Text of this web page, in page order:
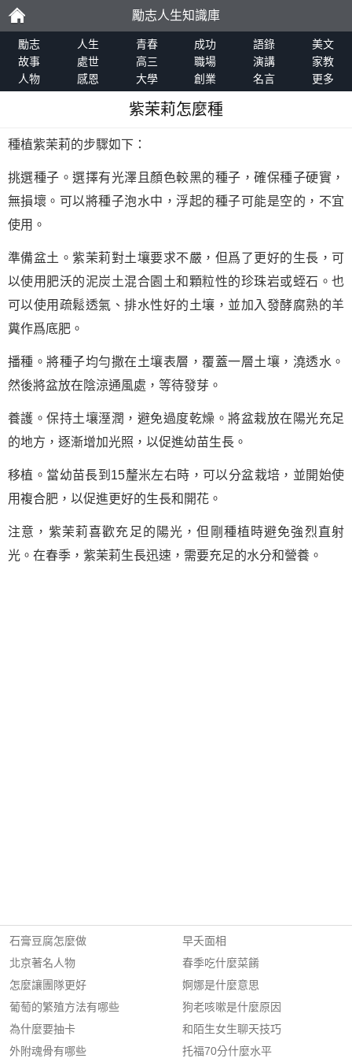
勵
志
勵志人生知識庫
勵志 人生 青春 成功 語錄
美文
故事
處世 高三 職場 演講
家教
人物
感恩 大學 創業 名言 更多
紫茉莉怎麼種
種植紫茉莉的步驟如下：
挑選種子。選擇有光澤且顏色較黑的種子，確保種子硬實，
無損壞。可以將種子泡水中，浮起的種子可能是空的，不宜
使用。
準備盆土。紫茉莉對土壤要求不嚴，但爲了更好的生長，可
以使用肥沃的泥炭土混合園土和顆粒性的珍珠岩或蛭石。也
可以使用疏鬆透氣、排水性好的土壤，並加入發酵腐熟的羊
糞作爲底肥。
播種。將種子均勻撒在土壤表層，覆蓋一層土壤，澆透水。
然後將盆放在陰涼通風處，等待發芽。
養護。保持土壤溼潤，避免過度乾燥。將盆栽放在陽光充足
的地方，逐漸增加光照，以促進幼苗生長。
移植。當幼苗長到15釐米左右時，可以分盆栽培，並開始使
用複合肥，以促進更好的生長和開花。
注意，紫茉莉喜歡充足的陽光，但剛種植時避免強烈直射
光。在春季，紫茉莉生長迅速，需要充足的水分和營養。
石膏豆腐怎麼做
北京著名人物
怎麼讓團隊更好
葡萄的繁殖方法有哪些
為什麼要抽卡
外附魂骨有哪些
早夭面相
春季吃什麼菜餚
婀娜是什麼意思
狗老咳嗽是什麼原因
和陌生女生聊天技巧
托福70分什麼水平